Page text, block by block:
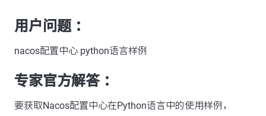
用户问题 ：
nacos配置中心 python语言样例
专家官方解答 ：
要获取Nacos配置中心在Python语言中的使用样例，